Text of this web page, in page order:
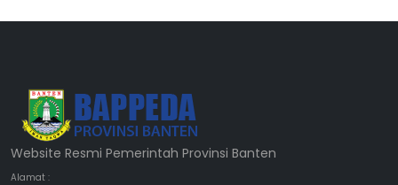
Website Resmi Pemerintah Provinsi Banten
Alamat :